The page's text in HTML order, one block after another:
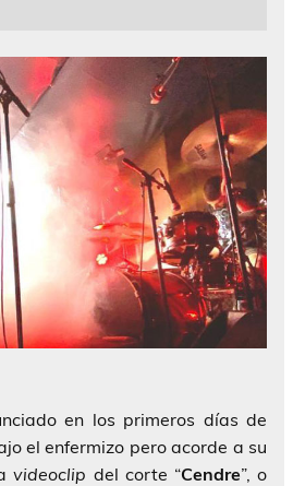
en los primeros días de
el enfermizo pero acorde a su
videoclip del corte “Cendre”, o